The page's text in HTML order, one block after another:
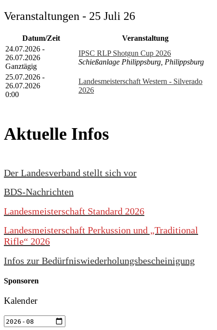
Veranstaltungen - 25 Juli 26
Datum/Zeit
Veranstaltung
24.07.2026 -
26.07.2026
Ganztägig
IPSC RLP Shotgun Cup 2026
Schießanlage Philippsburg, Philippsburg
25.07.2026 -
26.07.2026
0:00
Landesmeisterschaft Western - Silverado
2026
Aktuelle Infos
Der Landesverband stellt sich vor
BDS-Nachrichten
Landesmeisterschaft Standard 2026
Landesmeisterschaft Perkussion und „Traditional
Rifle“ 2026
Infos zur Bedürfniswiederholungsbescheinigung
Sponsoren
Kalender